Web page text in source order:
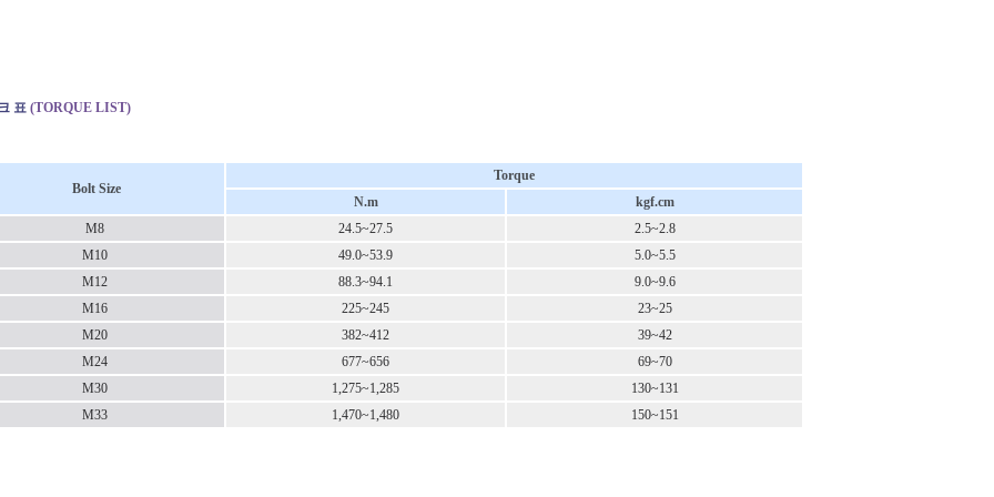
표 (TORQUE LIST)
Bolt Size
Torque
N.m
kgf.cm
M8
24.5~27.5
2.5~2.8
M10
49.0~53.9
5.0~5.5
M12
88.3~94.1
9.0~9.6
M16
225~245
23~25
M20
382~412
39~42
M24
677~656
69~70
M30
1,275~1,285
130~131
M33
1,470~1,480 150~151